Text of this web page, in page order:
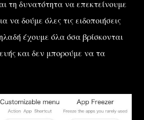
τη δυνατότητα να επεκτείνουμε
δούμε όλες τις ειδοποιήσεις
έχουμε όλα όσα βρίσκονται
και δεν μπορούμε να τα